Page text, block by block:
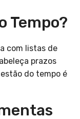
Tempo?
com listas de
prazos
do tempo é